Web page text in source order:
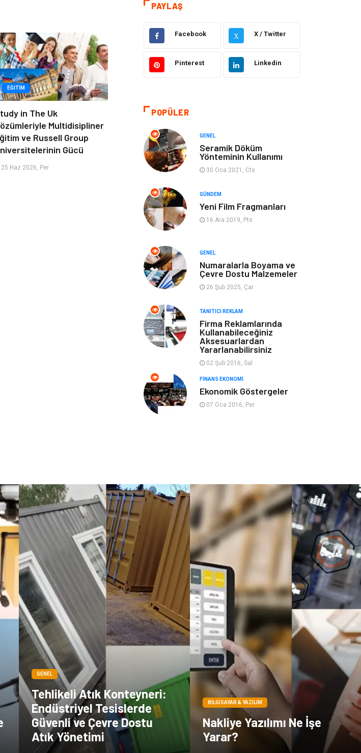
EĞITIM
in The Uk
Multidisipliner
ve Russell Group
Gücü
Haz 2026, Per
Otomotiv
Bilgisayar &
Tatil
İnternet
Organizasyon Yeme İçme
Gayrimenkul Güzellik & Bakım
Anne Çocuk
Nakliye
Cam Mobilya
Spor Malzemeleri Şile Bezi
Sigorta
PAYLAŞ
Facebook X X / Twitter
Pinterest Linkedin
POPÜLER
GENEL
Seramik Döküm
Yönteminin Kullanımı
30 Oca 2021, Cts
GÜNDEM
Yeni Film Fragmanları
16 Ara 2019, Pts
GENEL
Numaralarla Boyama ve
Çevre Dostu Malzemeler
26 Şub 2025, Çar
TANITICI REKLAM
Firma Reklamlarında
Kullanabileceğiniz
Aksesuarlardan
Yararlanabilirsiniz
02 Şub 2016, Sal
FINANS EKONOMI
Ekonomik Göstergeler
07 Oca 2016, Per
GENEL
Tehlikeli Atık Konteyneri:
Endüstriyel Tesislerde
Güvenli ve Çevre Dostu
Atık Yönetimi
BILGISAYAR & YAZILIM
Nakliye Yazılımı Ne İşe
Yarar?